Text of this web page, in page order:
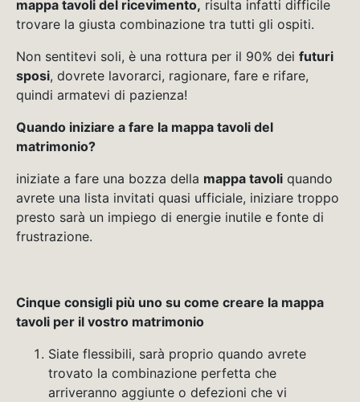
mappa tavoli del ricevimento, risulta infatti difficile
trovare la giusta combinazione tra tutti gli ospiti.
Non sentitevi soli, è una rottura per il 90% dei futuri
sposi, dovrete lavorarci, ragionare, fare e rifare,
quindi armatevi di pazienza!
Quando iniziare a fare la mappa tavoli del
matrimonio?
iniziate a fare una bozza della mappa tavoli quando
avrete una lista invitati quasi ufficiale, iniziare troppo
presto sarà un impiego di energie inutile e fonte di
frustrazione.
Cinque consigli più uno su come creare la mappa
tavoli per il vostro matrimonio
Siate flessibili, sarà proprio quando avrete
trovato la combinazione perfetta che
arriveranno aggiunte o defezioni che vi